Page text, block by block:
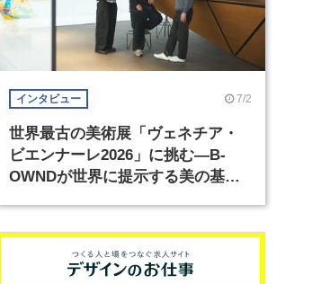
インタビュー 7/2
世界最古の美術展「ヴェネチア・
ビエンナーレ2026」に挑む―B-
OWNDが世界に提示する美の基準